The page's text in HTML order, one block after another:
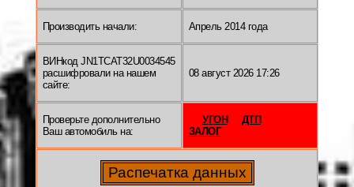
Производить начали: Апрель 2014 года
ВИНкод JN1TCAT32U0034545
расшифровали на нашем
сайте:
08 август 2026 17:26
Проверьте дополнительно
Ваш автомобиль на:
УГОН
ДТП
ЗАЛОГ